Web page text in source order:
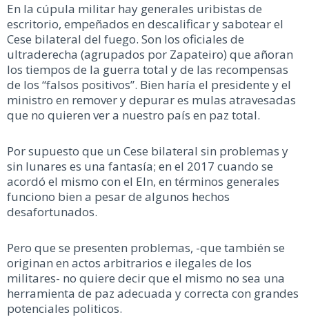
En la cúpula militar hay generales uribistas de
escritorio, empeñados en descalificar y sabotear el
Cese bilateral del fuego. Son los oficiales de
ultraderecha (agrupados por Zapateiro) que añoran
los tiempos de la guerra total y de las recompensas
de los “falsos positivos”. Bien haría el presidente y el
ministro en remover y depurar es mulas atravesadas
que no quieren ver a nuestro país en paz total.
Por supuesto que un Cese bilateral sin problemas y
sin lunares es una fantasía; en el 2017 cuando se
acordó el mismo con el Eln, en términos generales
funciono bien a pesar de algunos hechos
desafortunados.
Pero que se presenten problemas, -que también se
originan en actos arbitrarios e ilegales de los
militares- no quiere decir que el mismo no sea una
herramienta de paz adecuada y correcta con grandes
potenciales politicos.